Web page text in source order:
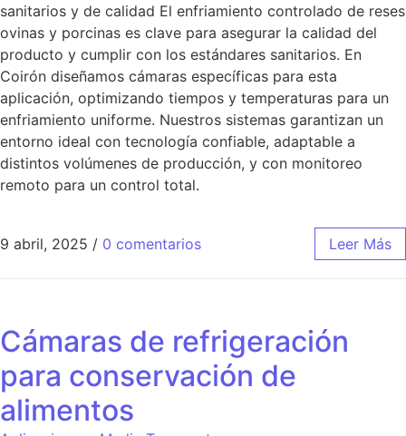
sanitarios y de calidad El enfriamiento controlado de reses
ovinas y porcinas es clave para asegurar la calidad del
producto y cumplir con los estándares sanitarios. En
Coirón diseñamos cámaras específicas para esta
aplicación, optimizando tiempos y temperaturas para un
enfriamiento uniforme. Nuestros sistemas garantizan un
entorno ideal con tecnología confiable, adaptable a
distintos volúmenes de producción, y con monitoreo
remoto para un control total.
9 abril, 2025 / 0 comentarios Leer Más
Cámaras de refrigeración
para conservación de
alimentos